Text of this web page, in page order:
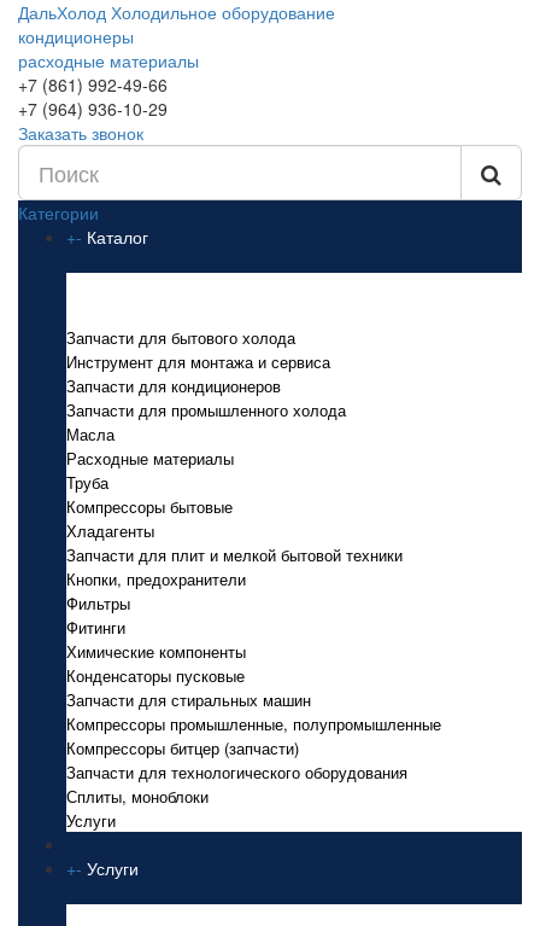
ДальХолод Холодильное оборудование
кондиционеры
расходные материалы
+7 (861) 992-49-66
+7 (964) 936-10-29
Заказать звонок
Категории
+- Каталог
Запчасти для бытового холода
Инструмент для монтажа и сервиса
Запчасти для кондиционеров
Запчасти для промышленного холода
Масла
Расходные материалы
Труба
Компрессоры бытовые
Хладагенты
Запчасти для плит и мелкой бытовой техники
Кнопки, предохранители
Фильтры
Фитинги
Химические компоненты
Конденсаторы пусковые
Запчасти для стиральных машин
Компрессоры промышленные, полупромышленные
Компрессоры битцер (запчасти)
Запчасти для технологического оборудования
Сплиты, моноблоки
Услуги
+- Услуги